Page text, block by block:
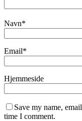
Navn*
Email*
Hjemmeside
Save my name,
time I comment.